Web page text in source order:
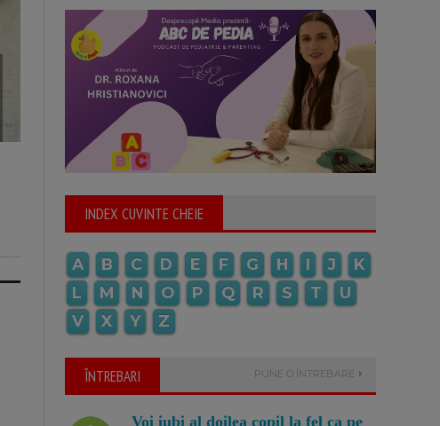
INDEX CUVINTE CHEIE
A B C D E F G H I J
K
L
M N O P Q R S T
U
V
X Y Z
ÎNTREBARI PUNE O ÎNTREBARE
Voi iubi al doilea copil la fel ca pe